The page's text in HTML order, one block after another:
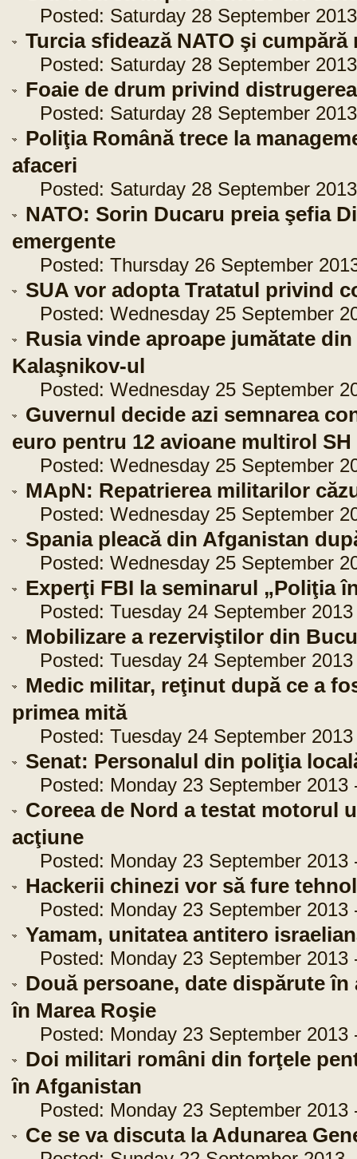
Posted: Saturday 28 September
Turcia sfidează NATO şi
Posted: Saturday 28 September
Foaie de drum privind
Posted: Saturday 28 September
Poliţia Română trece la
afaceri
Posted: Saturday 28 September
NATO: Sorin Ducaru preia şefia
emergente
Posted: Thursday 26 September
SUA vor adopta Tratatul privind
Posted: Wednesday 25 September
Rusia vinde aproape jumătate
Kalaşnikov-ul
Posted: Wednesday 25 September
Guvernul decide azi semnarea
euro pentru 12 avioane multirol SH
Posted: Wednesday 25 September
MApN: Repatrierea militarilor
Posted: Wednesday 25 September
Spania pleacă din Afganistan
Posted: Wednesday 25 September
Experţi FBI la seminarul „Poliţia
Posted: Tuesday 24 September 2013
Mobilizare a rezerviştilor din
Posted: Tuesday 24 September 2013
Medic militar, reţinut după ce a
primea mită
Posted: Tuesday 24 September 2013
Senat: Personalul din poliţia
Posted: Monday 23 September 2013
Coreea de Nord a testat motorul
acţiune
Posted: Monday 23 September 2013
Hackerii chinezi vor să fure
Posted: Monday 23 September 2013
Yamam, unitatea antitero
Posted: Monday 23 September 2013
Două persoane, date dispărute
în Marea Roşie
Posted: Monday 23 September 2013
Doi militari romȃni din forţele
ȋn Afganistan
Posted: Monday 23 September 2013
Ce se va discuta la Adunarea